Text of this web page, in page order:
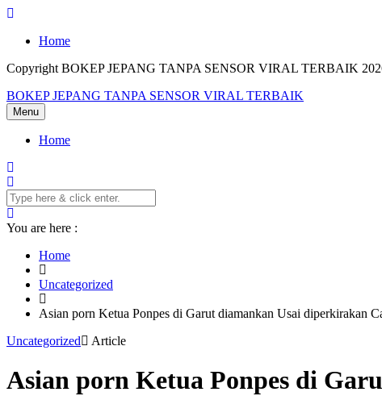
Skip
contentHome
Copyright BOKEP JEPANG TANPA SENSOR VIRAL TERBAIK
BOKEP JEPANG TANPA SENSOR VIRAL TERBAIK
Menu
Home
You are here :
Home
Uncategorized
Asian porn Ketua Ponpes di Garut diamankan Usai diperkirakan
Uncategorized
Article
Asian porn Ketua Ponpes di